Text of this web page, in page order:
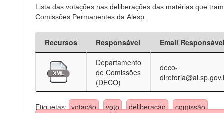
Lista das votações nas deliberações das matérias que
Comissões Permanentes da Alesp.
Recursos Responsável
Email
Departamento
de Comissões
(DECO)
deco-
Etiquetas: votação voto deliberação
comissão